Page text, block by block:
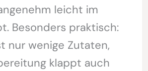
leicht im
Besonders praktisch:
nur wenige Zutaten,
klappt auch